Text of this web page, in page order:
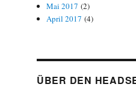
Mai 2017 (2)
April 2017 (4)
ÜBER DEN